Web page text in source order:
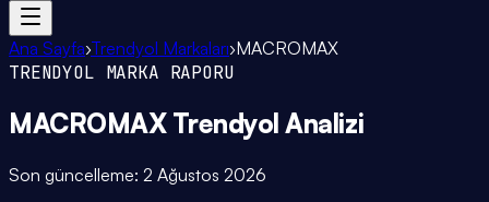
Ana Sayfa›Trendyol Markaları›MACROMAX
TRENDYOL MARKA RAPORU
MACROMAX Trendyol Analizi
Son güncelleme: 2 Ağustos 2026